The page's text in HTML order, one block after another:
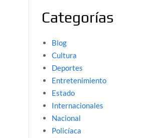
Categorías
Blog
Cultura
Deportes
Entretenimiento
Estado
Internacionales
Nacional
Policíaca